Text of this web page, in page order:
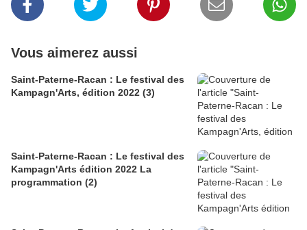
Vous aimerez aussi
Saint-Paterne-Racan : Le festival des
Kampagn'Arts, édition 2022 (3)
Saint-Paterne-Racan : Le festival des
Kampagn'Arts édition 2022 La
programmation (2)